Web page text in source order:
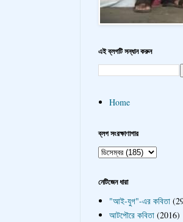
এই ব্লগটি সন্ধান করুন
Home
ব্লগ সংরক্ষাণাগার
নেটিজেন ধারা
"আই-যুগ"-এর কবিতা
আটপৌরে কবিতা (2016)